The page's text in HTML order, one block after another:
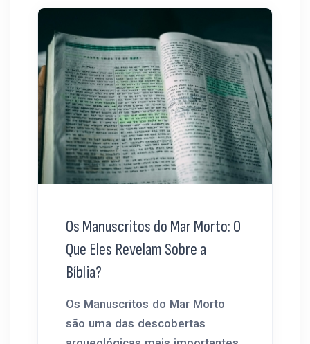
Os Manuscritos do Mar Morto: O
Que Eles Revelam Sobre a
Bíblia?
Os Manuscritos do Mar Morto
são uma das descobertas